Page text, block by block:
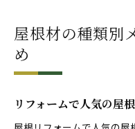
屋根材の種類別
め
リフォームで人気の屋